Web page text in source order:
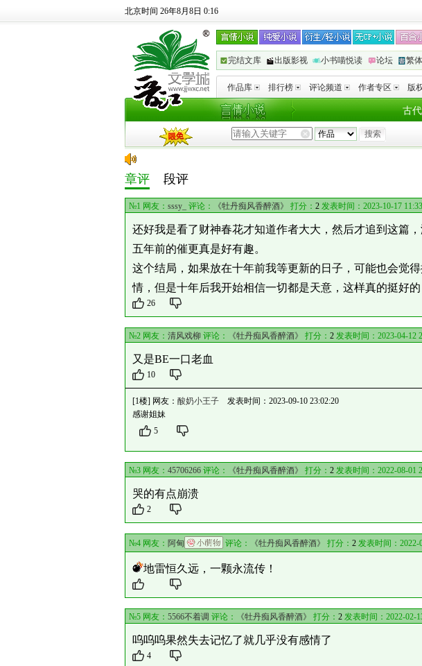
北京时间 26年8月8日 0:16
完结文库 出版影视 小书喵悦读 论坛 繁
作品库 排行榜 评论频道 作者专区 版
古
章评 段评
№1 网友： sssy_ 评论： 《牡丹痴风香醉酒》 打分： 2 发表时间：2023-10-17
还好我是看了财神春花才知道作者大大，然后才追到这篇
五年前的催更真是好有趣。
这个结局，如果放在十年前我等更新的日子，可能也会觉
情，但是十年后我开始相信一切都是天意，这样真的挺好的
26
№2 网友： 清风戏柳 评论： 《牡丹痴风香醉酒》 打分： 2 发表时间：2023-04-
又是BE一口老血
10
[1楼] 网友： 酸奶小王子 发表时间：2023-09-10 23:02:20
感谢姐妹
5
№3 网友： 45706266 评论： 《牡丹痴风香醉酒》 打分： 2 发表时间：2022-08-
哭的有点崩溃
2
№4 网友： 阿甸 评论： 《牡丹痴风香醉酒》 打分：2 发表时间：
地雷恒久远，一颗永流传！
№5 网友： 5566不着调 评论： 《牡丹痴风香醉酒》 打分： 2 发表时间：2022-02-
呜呜呜果然失去记忆了就几乎没有感情了
4